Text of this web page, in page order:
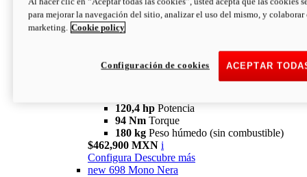
94 NmTorque
180 kgPESO HÚMEDO SIN
COMBUSTIBLE
newV2 SP
120,4 hp Potencia
94 Nm Torque
180 kg Peso húmedo (sin combustible)
$462,900 MXN i
Configura Descubre más
new 698 Mono Nera
para mejorar la navegación del sitio, analizar el uso del mismo, y colaborar
marketing. Cookie policy
ACEPTAR
Configuración de cookies